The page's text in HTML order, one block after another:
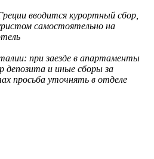
вводится курортный сбор,
самостоятельно на
при заезде в апартаменты
депозита и иные сборы за
просьба уточнять в отделе